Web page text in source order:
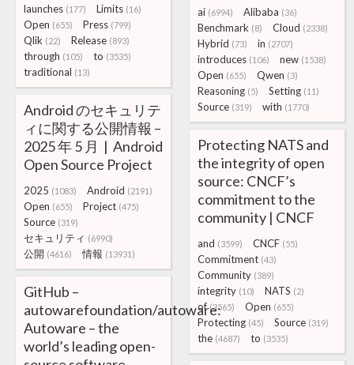
launches (177) Limits (16)
Open (655) Press (799)
Qlik (22) Release (893)
through (105) to (3535)
traditional (13)
ai (6994) Alibaba (36)
Benchmark (8) Cloud (2338)
Hybrid (73) in (2707)
introduces (106) new (1538)
Open (655) Qwen (3)
Reasoning (5) Setting (11)
Source (319) with (1770)
Android のセキュリテ
ィに関する公開情報 –
2025 年 5 月 | Android
Open Source Project
2025 (1083) Android (2191)
Open (655) Project (475)
Source (319)
セキュリティ (6990)
公開 (4616) 情報 (13931)
Protecting NATS and
the integrity of open
source: CNCF’s
commitment to the
community | CNCF
and (3599) CNCF (55)
Commitment (43)
Community (389)
integrity (10) NATS (2)
of (3565) Open (655)
Protecting (45) Source (319)
the (4687) to (3535)
GitHub –
autowarefoundation/autoware:
Autoware – the
world’s leading open-